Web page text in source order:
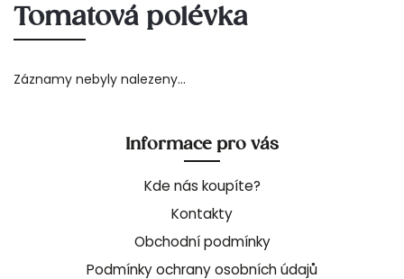
Tomatová polévka
Záznamy nebyly nalezeny...
Informace pro vás
Kde nás koupíte?
Kontakty
Obchodní podmínky
Podmínky ochrany osobních údajů